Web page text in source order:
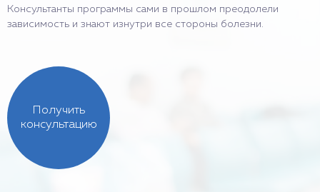
Консультанты программы сами в прошлом преодолели
зависимость и знают изнутри все стороны болезни.
Получить
консультацию